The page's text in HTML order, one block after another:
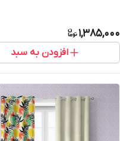
1,385,000
افزودن به سبد